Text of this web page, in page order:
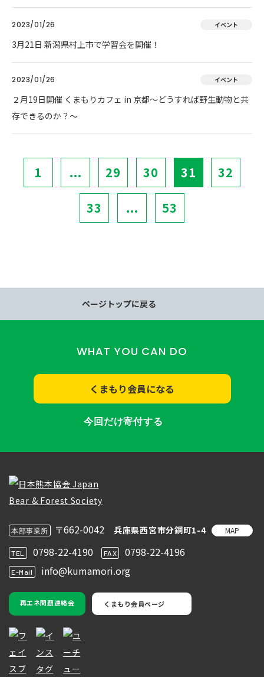
2023/01/26 イベント
3月21日 新潟県村上市で学習会を開催！
2023/01/26 イベント
２月19日開催 くまもりカフェ in 京都～どうすれば野生動物と共
存できるのか？～
1 ... 29 30 31 32
33 ... 53
ページトップに戻る
WHAT YOU CAN DO
くまもり会員になる
今回だけ寄付する
本部事業所 〒662-0042 兵庫県西宮市分銅町1-4 MAP
TEL 0798-22-4190 FAX 0798-22-4196
E-Mail info@kumamori.org
再エネ問題連絡会 くまもり会員ページ